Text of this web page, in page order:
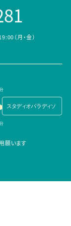
（月・金）
願います